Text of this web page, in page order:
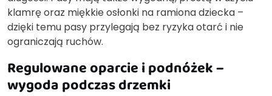
klamrę oraz miękkie osłonki na ramiona dziecka –
dzięki temu pasy przylegają bez ryzyka otarć i nie
ograniczają ruchów.
Regulowane oparcie i podnóżek –
wygoda podczas drzemki